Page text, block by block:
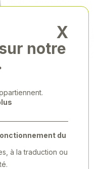
Next
X
notre
du
à la traduction ou